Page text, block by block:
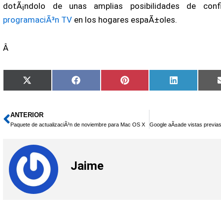
dotÃ¡ndolo de unas amplias posibilidades de
programaciÃ³n TV en los hogares espaÃ±oles.
Â
Compartir
en
X
(Twitter)
Compartir
en
Facebook
Compartir
en
Pinterest
Compartir
en
LinkedIn
Ant
ANTERIOR
Paquete de actualizaciÃ³n de noviembre para Mac OS X
Jaime